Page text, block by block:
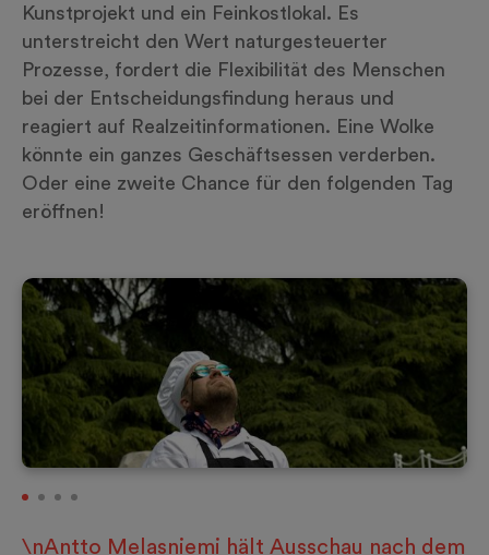
Kunstprojekt und ein Feinkostlokal. Es
unterstreicht den Wert naturgesteuerter
Prozesse, fordert die Flexibilität des Menschen
bei der Entscheidungsfindung heraus und
reagiert auf Realzeitinformationen. Eine Wolke
könnte ein ganzes Geschäftsessen verderben.
Oder eine zweite Chance für den folgenden Tag
eröffnen!
\nAntto Melasniemi hält Ausschau nach dem